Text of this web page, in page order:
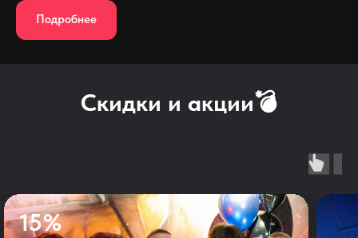
Подробнее
Скидки и акции💣
15%